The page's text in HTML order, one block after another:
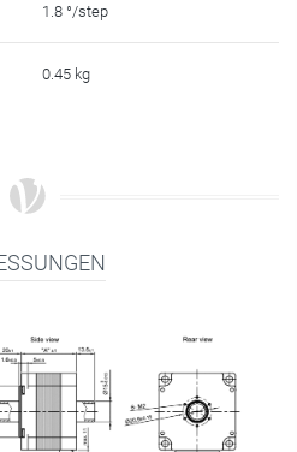
1.8 °/step
0.45 kg